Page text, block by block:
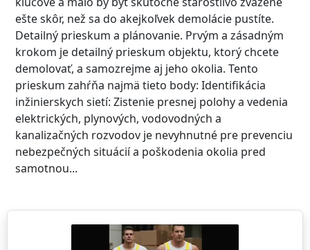
ešte skôr, než sa do akejkoľvek demolácie pustíte.
Detailný prieskum a plánovanie. Prvým a zásadným
krokom je detailný prieskum objektu, ktorý chcete
demolovať, a samozrejme aj jeho okolia. Tento
prieskum zahŕňa najmä tieto body: Identifikácia
inžinierskych sietí: Zistenie presnej polohy a vedenia
elektrických, plynových, vodovodných a
kanalizačných rozvodov je nevyhnutné pre prevenciu
nebezpečných situácií a poškodenia okolia pred
samotnou...